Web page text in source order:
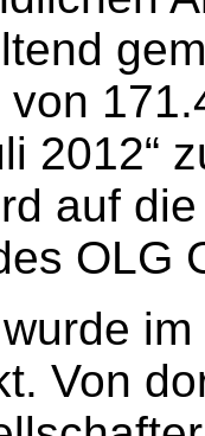
2012“
auf
OLG
Von